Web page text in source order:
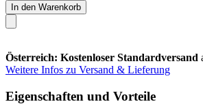
In den Warenkorb
Österreich: Kostenloser Standardversand
Weitere Infos zu Versand & Lieferung
Eigenschaften und Vorteile